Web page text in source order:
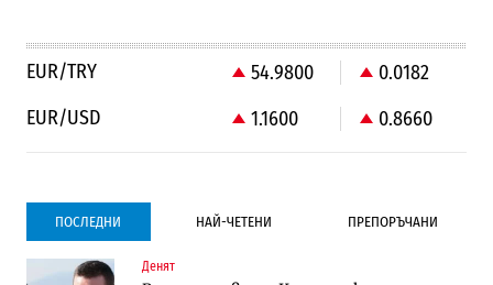
EUR/TRY 54.9800
0.0182
EUR/USD
1.1600 0.8660
ПОСЛЕДНИ НАЙ-ЧЕТЕНИ ПРЕПОРЪЧАНИ
Денят
Градоустройство
Компании